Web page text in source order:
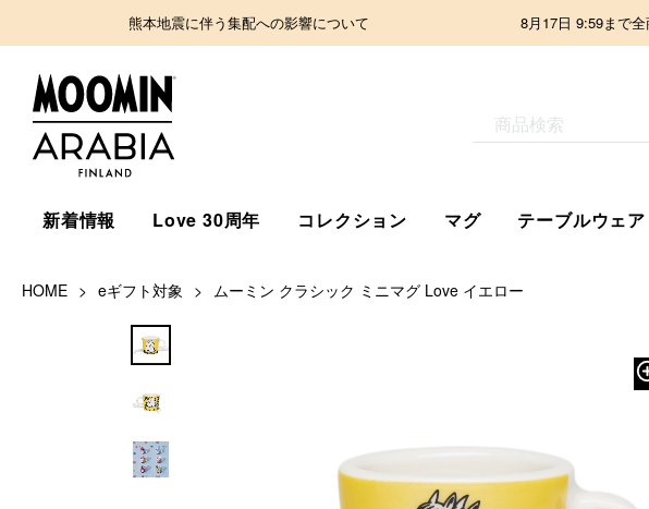
熊本地震に伴う集配への影響について 8月17日 9:59まで
新着情報 Love 30周年 コレクション マグ テーブルウェア
HOME eギフト対象 ムーミン クラシック ミニマグ Love イエロー